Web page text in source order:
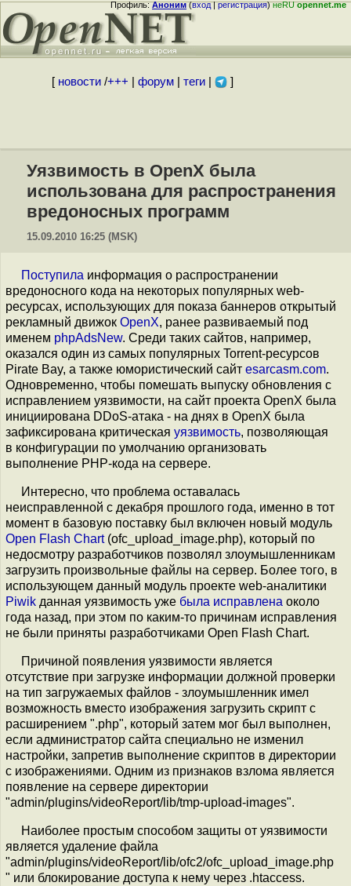
Профиль:Аноним(вход|регистрация)неRUopennet.me
[ новости/+++ форум| теги| ]
Уязвимость в OpenX была
использована для распространения
вредоносных программ
15.09.2010 16:25 (MSK)
Поступила информация о распространении
вредоносного кода на некоторых популярных web-
ресурсах, использующих для показа баннеров открытый
рекламный движок OpenX, ранее развиваемый под
именем phpAdsNew. Среди таких сайтов, например,
оказался один из самых популярных Torrent-ресурсов
Pirate Bay, а также юмористический сайт esarcasm.com.
Одновременно, чтобы помешать выпуску обновления с
исправлением уязвимости, на сайт проекта OpenX была
инициирована DDoS-атака - на днях в OpenX была
зафиксирована критическая уязвимость, позволяющая
в конфигурации по умолчанию организовать
выполнение PHP-кода на сервере.
Интересно, что проблема оставалась
неисправленной с декабря прошлого года, именно в тот
момент в базовую поставку был включен новый модуль
Open Flash Chart(ofc_upload_image.php), который по
недосмотру разработчиков позволял злоумышленникам
загрузить произвольные файлы на сервер. Более того, в
использующем данный модуль проекте web-аналитики
Piwik данная уязвимость уже была исправлена около
года назад, при этом по каким-то причинам исправления
не были приняты разработчиками Open Flash Chart.
Причиной появления уязвимости является
отсутствие при загрузке информации должной проверки
на тип загружаемых файлов - злоумышленник имел
возможность вместо изображения загрузить скрипт с
расширением ".php", который затем мог был выполнен,
если администратор сайта специально не изменил
настройки, запретив выполнение скриптов в директории
с изображениями. Одним из признаков взлома является
появление на сервере директории
"admin/plugins/videoReport/lib/tmp-upload-images".
Наиболее простым способом защиты от уязвимости
является удаление файла
"admin/plugins/videoReport/lib/ofc2/ofc_upload_image.php
" или блокирование доступа к нему через .htaccess.